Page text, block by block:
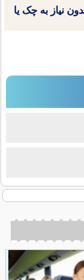
نیاز به چک یا